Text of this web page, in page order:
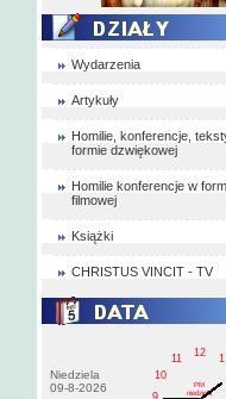
Wydarzenia
Artykuły
Homilie, konferencje,
formie dzwiękowej
Homilie konferencje w
filmowej
Książki
CHRISTUS VINCIT - TV
Niedziela
09-8-2026
1
10
11
12
PM
niedziela